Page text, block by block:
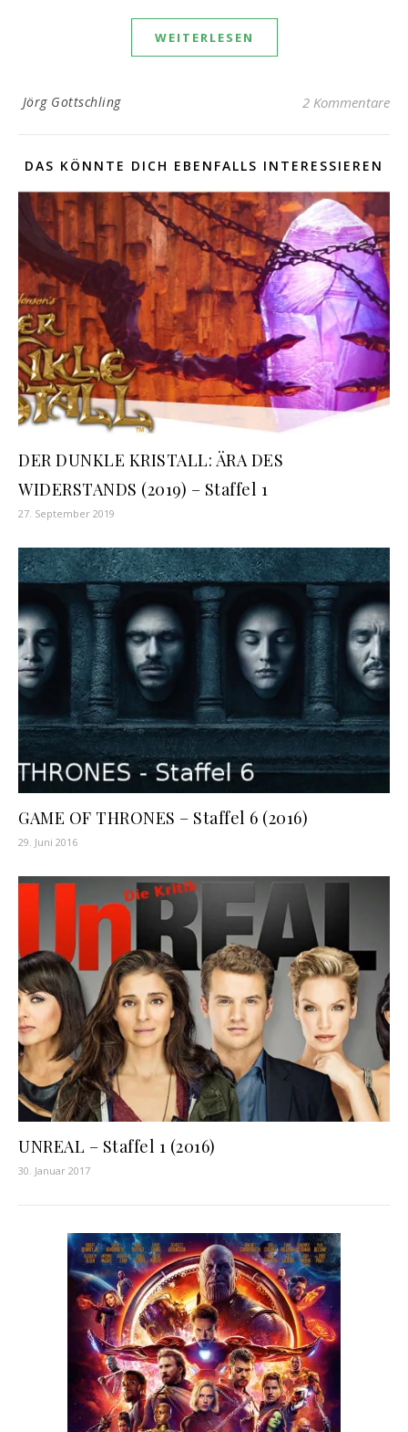
WEITERLESEN
Jörg Gottschling 2 Kommentare
DAS KÖNNTE DICH EBENFALLS INTERESSIEREN
DER DUNKLE KRISTALL: ÄRA DES
WIDERSTANDS (2019) – Staffel 1
27. September 2019
GAME OF THRONES – Staffel 6 (2016)
29. Juni 2016
UNREAL – Staffel 1 (2016)
30. Januar 2017